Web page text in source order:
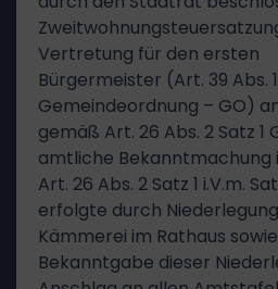
Vertretung für den ersten
Bürgermeister (Art. 39 Abs. 1
Gemeindeordnung – GO)
gemäß Art. 26 Abs. 2 Satz 1
amtliche Bekanntmachung
Art. 26 Abs. 2 Satz 1 i.V.m.
erfolgte durch
Kämmerei im Rathaus
Bekanntgabe dieser